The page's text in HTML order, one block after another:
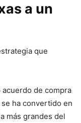
a un
que
de compra
se ha convertido en
más grandes del